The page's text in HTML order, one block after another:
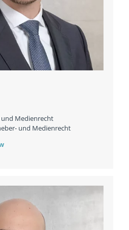
Medienrecht
und Medienrecht